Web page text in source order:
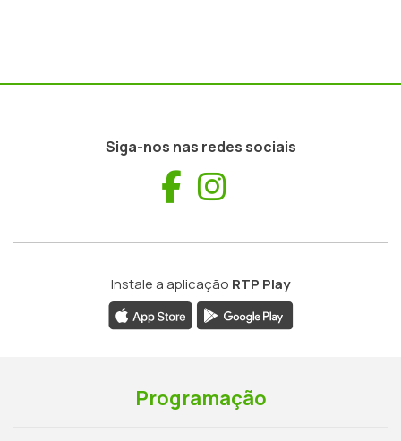
Siga-nos nas redes sociais
Facebook
Instale a aplicação RTP Play
Programação